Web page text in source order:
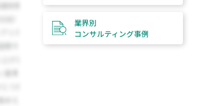
業界別
コンサルティング事例